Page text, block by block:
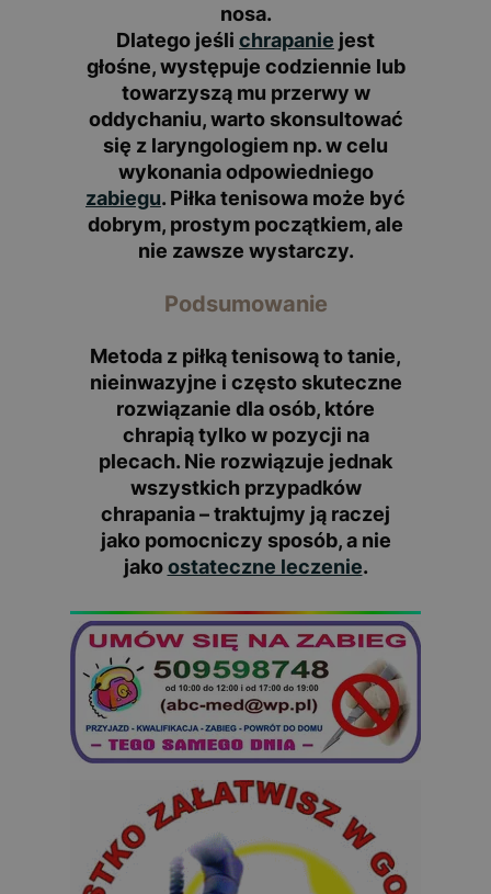
nosa.
Dlatego jeśli chrapanie jest
głośne, występuje codziennie lub
towarzyszą mu przerwy w
oddychaniu,warto skonsultować
się z laryngologiem np. w celu
wykonania odpowiedniego
zabiegu. Piłka tenisowa może być
dobrym, prostym początkiem, ale
nie zawsze wystarczy.
Podsumowanie
Metoda z piłką tenisową to tanie,
nieinwazyjne i często skuteczne
rozwiązanie dla osób, które
chrapią tylko w pozycji na
plecach. Nie rozwiązuje jednak
wszystkich przypadków
chrapania – traktujmy ją raczej
jako pomocniczy sposób, a nie
jakoostateczne leczenie.